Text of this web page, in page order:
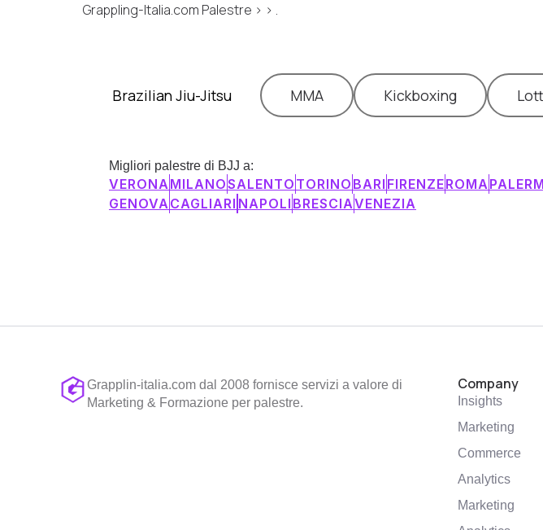
Grappling-Italia.com Palestre > > .
Brazilian Jiu-Jitsu MMA Kickboxing
Migliori palestre di BJJ a:
VERONAMILANOSALENTO TORINO BARI FIRENZEROMA
GENOVACAGLIARI NAPOLI BRESCIAVENEZIA
Grapplin-italia.com dal 2008 fornisce servizi a valore di
Marketing & Formazione per palestre.
Company
Insights
Marketing
Commerce
Analytics
Marketing